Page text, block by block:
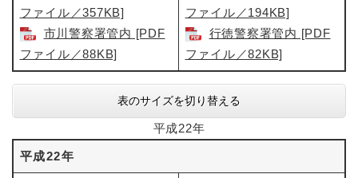
ファイル／357KB]
市川警察署管内​ [PDF
ファイル／88KB]
ファイル／194KB]
行徳警察署管内 [PDF
ファイル／82KB]
表のサイズを切り替える
平成22年
平成22年